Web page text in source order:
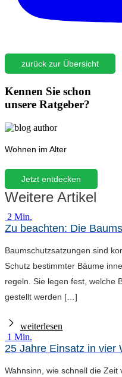
zurück zur Übersicht
Kennen Sie schon
unsere Ratgeber?
Wohnen im Alter
Jetzt entdecken
Weitere Artikel
2 Min.
Zu beachten: Die
Baumschutzsatzungen sind
Schutz bestimmter Bäume
regeln. Sie legen fest, welche
gestellt werden […]
weiterlesen
1 Min.
25 Jahre Einsatz in vier
Wahnsinn, wie schnell die